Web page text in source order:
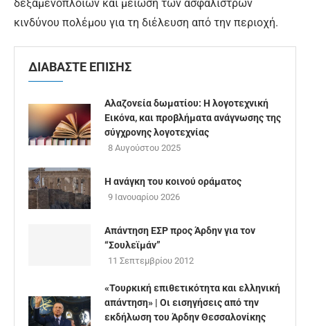
δεξαμενόπλοιων και μείωση των ασφαλίστρων
κινδύνου πολέμου για τη διέλευση από την περιοχή.
ΔΙΑΒΑΣΤΕ ΕΠΙΣΗΣ
Αλαζονεία δωματίου: Η λογοτεχνική
Εικόνα, και προβλήματα ανάγνωσης της
σύγχρονης λογοτεχνίας
8 Αυγούστου 2025
Η ανάγκη του κοινού οράματος
9 Ιανουαρίου 2026
Απάντηση ΕΣΡ προς Άρδην για τον
“Σουλεϊμάν”
11 Σεπτεμβρίου 2012
«Τουρκική επιθετικότητα και ελληνική
απάντηση» | Οι εισηγήσεις από την
εκδήλωση του Άρδην Θεσσαλονίκης